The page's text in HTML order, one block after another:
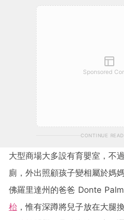
Sponsored
CONTINUE
大型商場大多設有育嬰室，不過
廁，外出照顧孩子變相屬於媽
佛羅里達州的爸爸 Donte
枱 ，惟有深蹲將兒子放在大腿